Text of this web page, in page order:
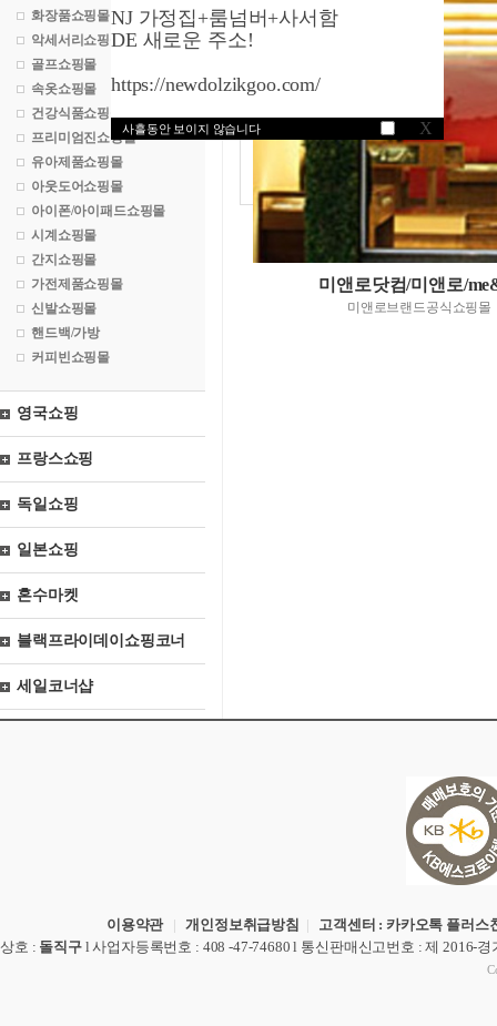
NJ 가정집+룸넘버+사서함
DE 새로운 주소!
https://newdolzikgoo.com/
사흘동안 보이지 않습니다 X
화장품쇼핑몰
악세서리쇼핑몰
골프쇼핑몰
속옷쇼핑몰
건강식품쇼핑몰
프리미엄진쇼핑몰
유아제품쇼핑몰
아웃도어쇼핑몰
아이폰/아이패드쇼핑몰
시계쇼핑몰
간지쇼핑몰
가전제품쇼핑몰
신발쇼핑몰
핸드백/가방
커피빈쇼핑몰
영국쇼핑
프랑스쇼핑
독일쇼핑
일본쇼핑
혼수마켓
블랙프라이데이쇼핑코너
세일코너샵
미앤로닷컴/미앤로/
미앤로브랜드공식쇼핑몰
이용약관 |개인정보취급방침 | 고객센터 : 카카오톡 플러스
상호 : 돌직구 l사업자등록번호 : 408 -47-74680 l 통신판매신고번호 : 제 2016-